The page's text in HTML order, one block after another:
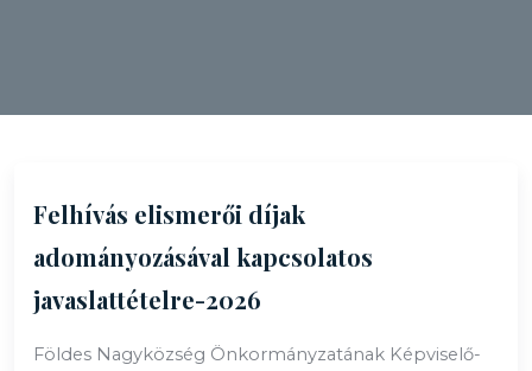
Felhívás elismerői díjak
adományozásával kapcsolatos
javaslattételre-2026
Földes Nagyközség Önkormányzatának Képviselő-